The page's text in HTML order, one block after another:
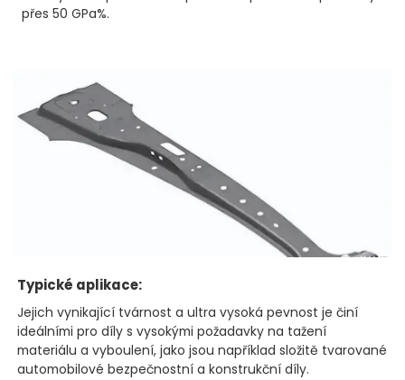
přes 50 GPa%.
Typické aplikace:
Jejich vynikající tvárnost a ultra vysoká pevnost je činí
ideálními pro díly s vysokými požadavky na tažení
materiálu a vyboulení, jako jsou například složitě tvarované
automobilové bezpečnostní a konstrukční díly.